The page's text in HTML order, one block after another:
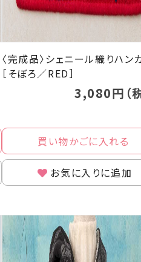
〈完成品〉シェニール織りハン
［そぼろ／RED］
3,080円（
買い物かごに入れる
お気に入りに追加